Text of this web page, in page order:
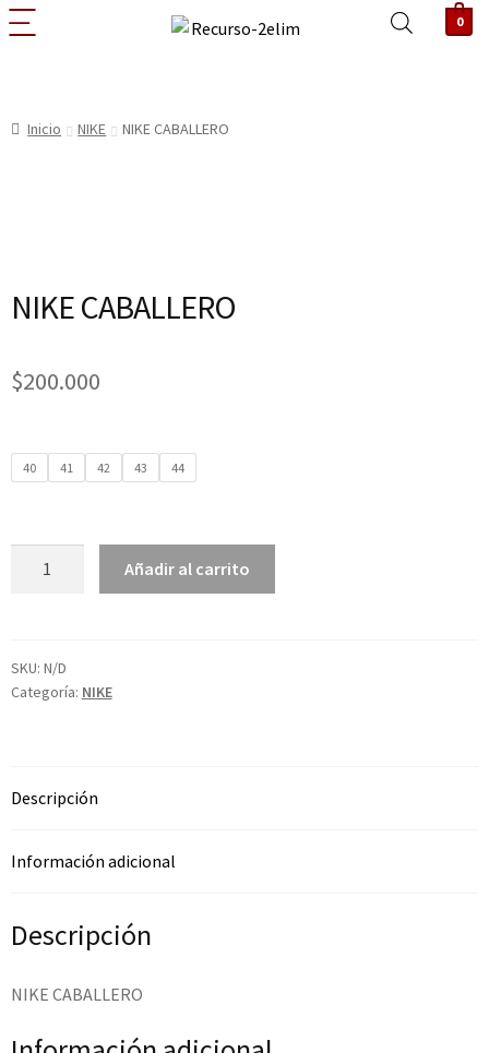
0
Inicio NIKE NIKE CABALLERO
NIKE CABALLERO
$200.000
40 41 42 43 44
Añadir al carrito
SKU: N/D
Categoría: NIKE
Descripción
Información adicional
Descripción
NIKE CABALLERO